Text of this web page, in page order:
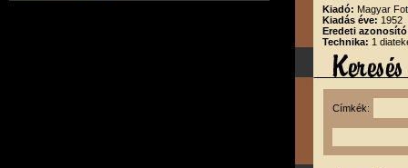
Kiadó: Magyar
Kiadás éve: 1952
Eredeti
Technika: 1
Címkék: